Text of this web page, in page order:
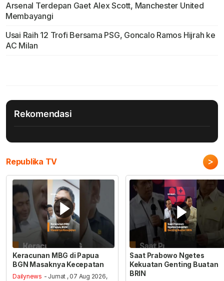
Arsenal Terdepan Gaet Alex Scott, Manchester United
Membayangi
Usai Raih 12 Trofi Bersama PSG, Goncalo Ramos Hijrah ke
AC Milan
Rekomendasi
Republika TV >
Keracunan MBG di Papua
BGN Masaknya Kecepatan
Dailynews - Jumat , 07 Aug 2026,
Saat Prabowo Ngetes
Kekuatan Genting Buatan
BRIN